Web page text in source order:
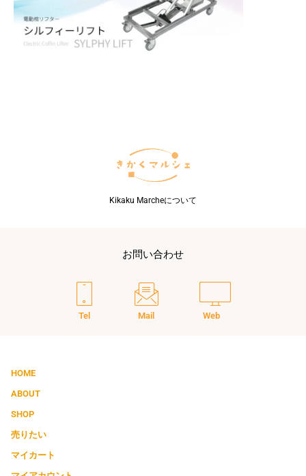
Kikaku Marcheについて
お問い合わせ
Tel Mail Web
HOME
ABOUT
SHOP
売りたい
マイカート